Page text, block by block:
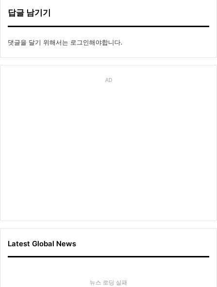
답글 남기기
댓글을 달기 위해서는 로그인해야합니다.
AD
Latest Global News
뉴스 로딩 실패